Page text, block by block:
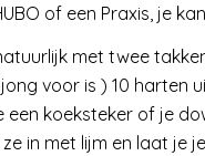
of een Praxis, je
met twee
voor is ) 10 harten
koeksteker of je
in met lijm en laat je je